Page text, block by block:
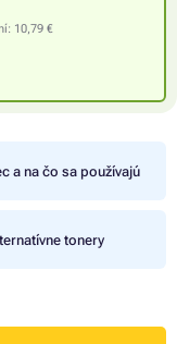
10,79 €
a na čo sa používajú
tonery